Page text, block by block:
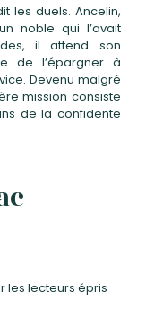
les duels. Ancelin,
noble qui l’avait
il attend son
de l’épargner à
Devenu malgré
mission consiste
de la confidente
les lecteurs épris